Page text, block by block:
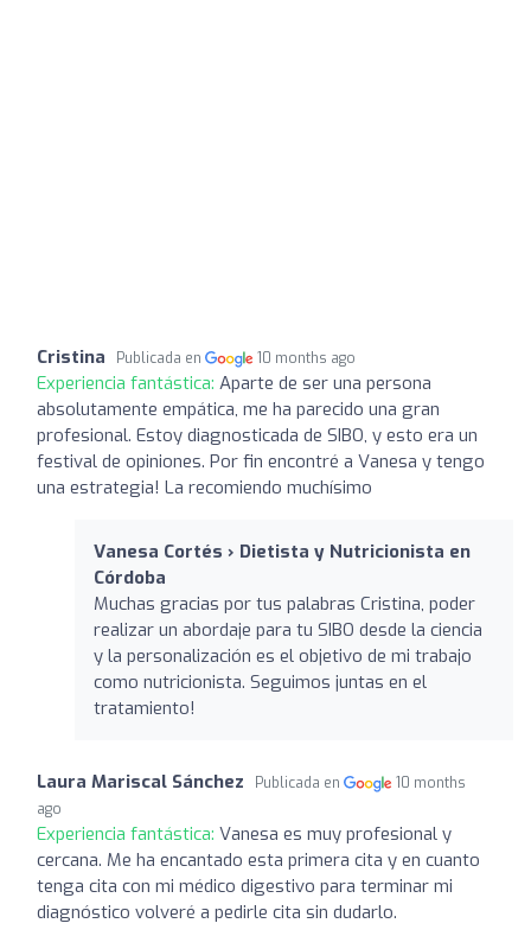
Cristina Publicada en 10 months ago
Experiencia fantástica: Aparte de ser una persona
absolutamente empática, me ha parecido una gran
profesional. Estoy diagnosticada de SIBO, y esto era un
festival de opiniones. Por fin encontré a Vanesa y tengo
una estrategia! La recomiendo muchísimo
Vanesa Cortés › Dietista y Nutricionista en
Córdoba
Muchas gracias por tus palabras Cristina, poder
realizar un abordaje para tu SIBO desde la ciencia
y la personalización es el objetivo de mi trabajo
como nutricionista. Seguimos juntas en el
tratamiento!
Laura Mariscal Sánchez Publicada en
10 months
ago
Experiencia fantástica: Vanesa es muy profesional y
cercana. Me ha encantado esta primera cita y en cuanto
tenga cita con mi médico digestivo para terminar mi
diagnóstico volveré a pedirle cita sin dudarlo.